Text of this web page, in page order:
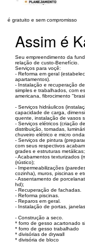
é gratuito e sem compromisso
Assim é
Seu empreendimento da
relação de custo-Benefício.
Serviços para voçê:
- Reforma em geral
apartamentos).
- Instalação e recuperação
simples e trabalhados, com
americana, fibrocimento
- Serviços hidráulicos
capacidade de carga,
quente, instalação de vasos
- Serviços elétricos (criação
distribuição, tomadas,
chuveiro elétrico e micro
- Serviços de pintura
com seus respectivos
grades e estruturas metálicas;
- Acabamentos texturizados
(rústico);
- Impermeabilizações
cozinha), muros, piscinas e
- Assentamento de
hd);
- Recuperação de fachadas.
- Reforma piscinas.
- Reparos em geral.
- Instalação de portas,
- Construção a seco.
* forro de gesso acartonado
* forro de gesso trabalhado
* divisórias de drywall
* divisória de bloco